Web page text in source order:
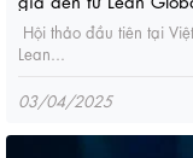
Hội thảo đầu tiên tại
Lean...
03/04/2025